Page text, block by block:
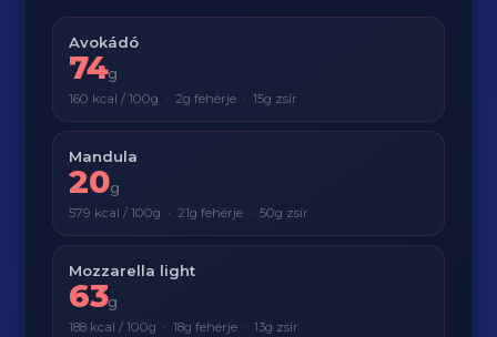
Avokádó
74g
160 kcal / 100g · 2g fehérje · 15g zsír
Mandula
20g
579 kcal / 100g · 21g fehérje · 50g zsír
Mozzarella light
63g
188 kcal / 100g · 18g fehérje · 13g zsír